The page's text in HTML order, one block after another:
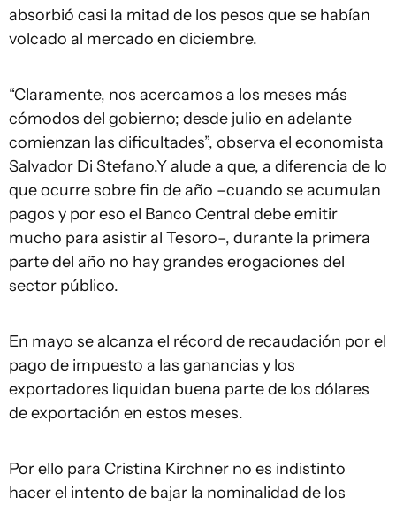
absorbió casi la mitad de los pesos que se habían
volcado al mercado en diciembre.
“Claramente, nos acercamos a los meses más
cómodos del gobierno; desde julio en adelante
comienzan las dificultades”, observa el economista
Salvador Di Stefano.Y alude a que, a diferencia de lo
que ocurre sobre fin de año –cuando se acumulan
pagos y por eso el Banco Central debe emitir
mucho para asistir al Tesoro–, durante la primera
parte del año no hay grandes erogaciones del
sector público.
En mayo se alcanza el récord de recaudación por el
pago de impuesto a las ganancias y los
exportadores liquidan buena parte de los dólares
de exportación en estos meses.
Por ello para Cristina Kirchner no es indistinto
hacer el intento de bajar la nominalidad de los